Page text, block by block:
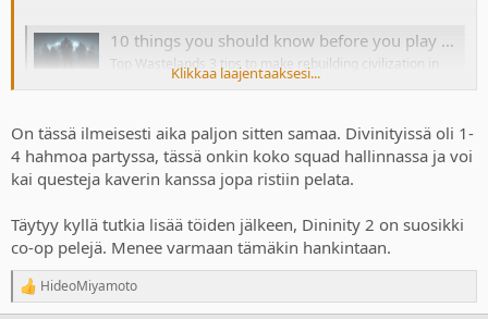
10 things you should know before you play Wasteland 3
Top Wastelands 3 tips to make rebuilding civilization in
post-nuclear Colorado a little easier.
Klikkaa laajentaaksesi...
On tässä ilmeisesti aika paljon sitten samaa. Divinityissä oli 1-
4 hahmoa partyssa, tässä onkin koko squad hallinnassa ja voi
kai questeja kaverin kanssa jopa ristiin pelata.
Täytyy kyllä tutkia lisää töiden jälkeen, Dininity 2 on suosikki
co-op pelejä. Menee varmaan tämäkin hankintaan.
R
e
HideoMiyamoto